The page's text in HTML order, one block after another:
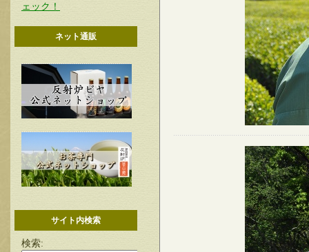
ェック！
ネット通販
サイト内検索
検索: